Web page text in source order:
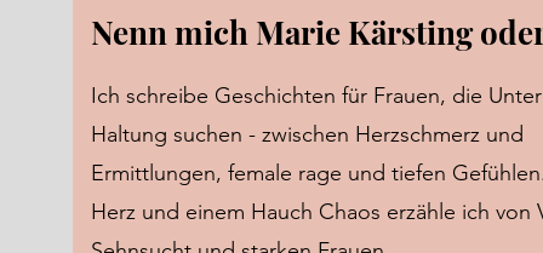
Nenn mich Marie Kärsting
Ich schreibe Geschichten für Frauen, die
Haltung suchen - zwischen Herzschmerz und
Ermittlungen, female rage und tiefen
Herz und einem Hauch Chaos erzähle ich von